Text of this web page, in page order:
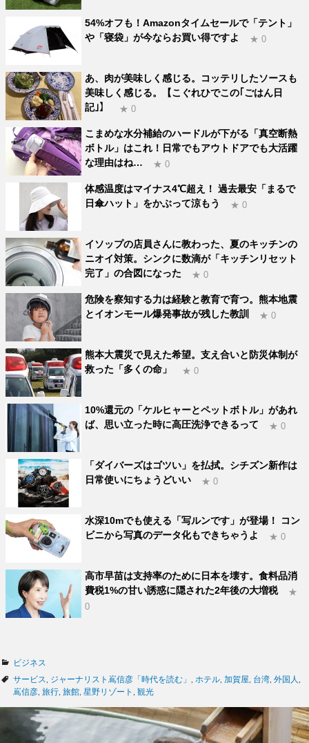
54%オフも！Amazonタイムセールで「テント」
や「寝袋」が今ならお買い得ですよ
★ 0
あ、肉が美味しく感じる。コッテリしたソースも
美味しく感じる。【こぐれひでこの｢ごはん日
記｣】
★ 0
こまめな水分補給のハードルが下がる「真空断熱
ボトル」はこれ！日常でもアウトドアでも大活躍
な理由はね…
★ 0
体感温度はマイナス4℃超え！ 過去最安「まるで
日傘ハット」をかぶって涼もう
★ 0
イソップの店員さんに教わった、夏のキッチンの
ニオイ対策。シンクに数滴が「キッチンリセット
完了」の合図になった
★ 0
危険を察知する力は経験と教育で育つ。熊本地震
とイオンモール爆発事故が残した教訓
★ 0
熊本大震災で見えた希望。支え合いと防災体制が
救った「多くの命」
★ 0
10%還元の「ケルヒャーとペットボトル」があれ
ば、思い立った時に高圧洗浄できるって
★ 0
「ダイバーズはゴツい」を払拭。シチズン新作は
日常使いにちょうどいい
★ 0
水深10mでも使える「写ルンです」が登場！ コン
ビニから写真のデータ化もできちゃうよ
★ 0
高市早苗は支持率のために日本を壊す。食料品消
費税1%の甘い誘惑に隠された2年後の大増税
★
0
カ
テ
ゴ
ビジネス
タ
グ
サービス ジャーナリスト嶌信彦「時代を読む」 ホテル 加賀屋 台湾 外国人
嶌信彦 旅行 旅館 星野リゾート 観光